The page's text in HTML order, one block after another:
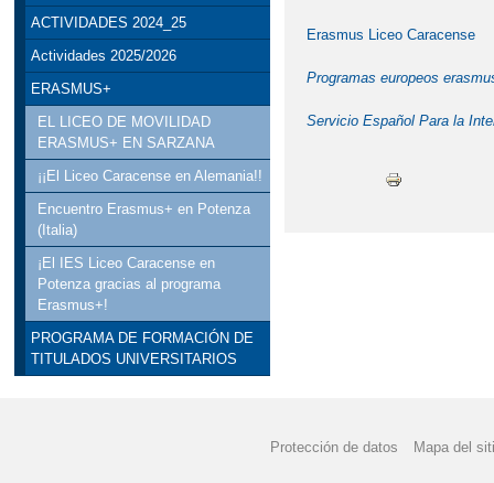
ACTIVIDADES 2024_25
Actividades 2025/2026
ERASMUS+
EL LICEO DE MOVILIDAD
ERASMUS+ EN SARZANA
¡¡El Liceo Caracense en Alemania!!
Encuentro Erasmus+ en Potenza
(Italia)
¡El IES Liceo Caracense en
Potenza gracias al programa
Erasmus+!
PROGRAMA DE FORMACIÓN DE
TITULADOS UNIVERSITARIOS
Erasmus Liceo Caracense
Programas europeos
Servicio Español Para la
Protección de datos Mapa del